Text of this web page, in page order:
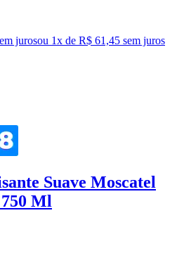
jurosou 1x de R$ 61,45 sem juros
Suave Moscatel
Ml